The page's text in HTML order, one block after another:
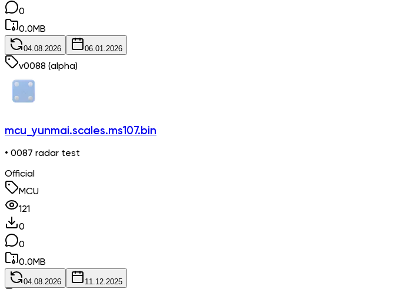
0
0.0MB
04.08.2026 06.01.2026
v0088 (alpha)
mcu_yunmai.scales.ms107.bin
• 0087 radar test
Official
MCU
121
0
0
0.0MB
04.08.2026 11.12.2025